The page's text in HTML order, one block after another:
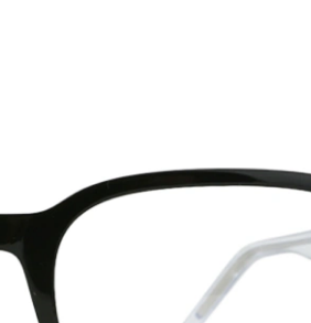
145 mm
Dĺžka stranice
53